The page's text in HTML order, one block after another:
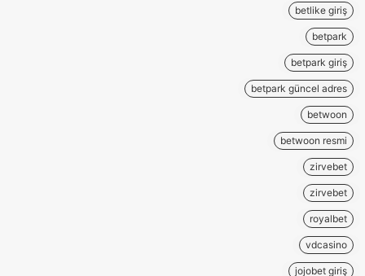
betlike giriş
betpark
betpark giriş
betpark güncel adres
betwoon
betwoon resmi
zirvebet
zirvebet
royalbet
vdcasino
jojobet giriş